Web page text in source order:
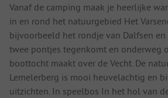
Vanaf de camping maak je heerlijke
in en rond het natuurgebied Het
bijvoorbeeld het rondje van Dalfsen en
twee pontjes tegenkomt en onderweg
boottocht maakt over de Vecht. De
Lemelerberg is mooi heuvelachtig en
uitzichten. In speelbos In het hol van